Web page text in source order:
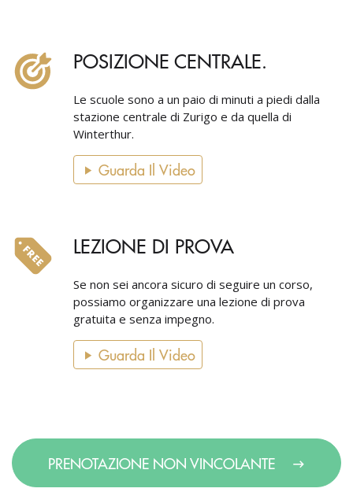
POSIZIONE CENTRALE.
Le scuole sono a un paio di minuti a piedi dalla
stazione centrale di Zurigo e da quella di
Winterthur.
Guarda Il Video
LEZIONE DI PROVA
Se non sei ancora sicuro di seguire un corso,
possiamo organizzare una lezione di prova
gratuita e senza impegno.
Guarda Il Video
PRENOTAZIONE NON VINCOLANTE